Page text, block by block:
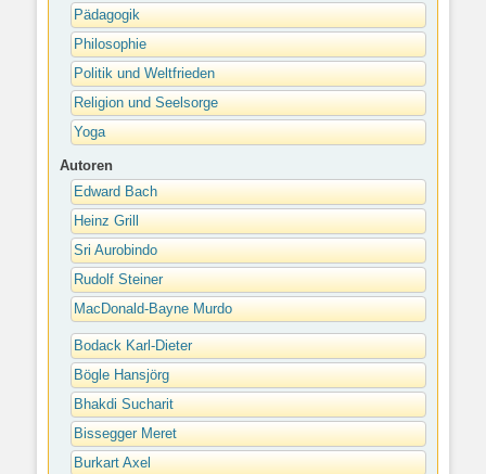
Pädagogik
Philosophie
Politik und Weltfrieden
Religion und Seelsorge
Yoga
Autoren
Edward Bach
Heinz Grill
Sri Aurobindo
Rudolf Steiner
MacDonald-Bayne Murdo
Bodack Karl-Dieter
Bögle Hansjörg
Bhakdi Sucharit
Bissegger Meret
Burkart Axel